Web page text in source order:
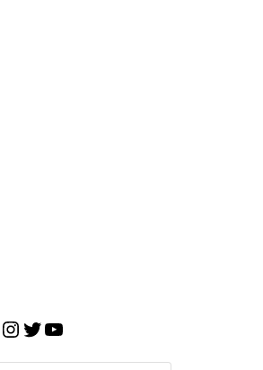
Instagram
Twitter
YouTube